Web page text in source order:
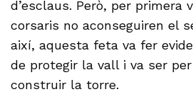
d’esclaus. Però, per primera
corsaris no aconseguiren el
així, aquesta feta va fer
de protegir la vall i va ser
construir la torre.